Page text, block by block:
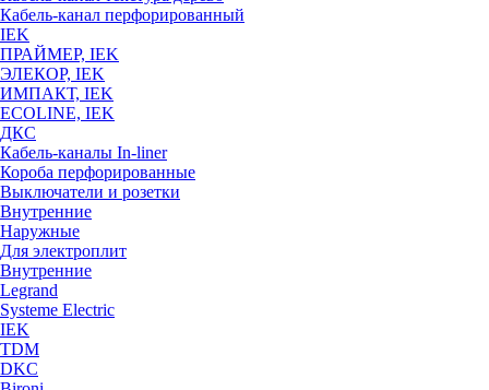
Кабель-канал перфорированный
IEK
ПРАЙМЕР, IEK
ЭЛЕКОР, IEK
ИМПАКТ, IEK
ECOLINE, IEK
ДКС
Кабель-каналы In-liner
Короба перфорированные
Выключатели и розетки
Внутренние
Наружные
Для электроплит
Внутренние
Legrand
Systeme Electric
IEK
TDM
DKC